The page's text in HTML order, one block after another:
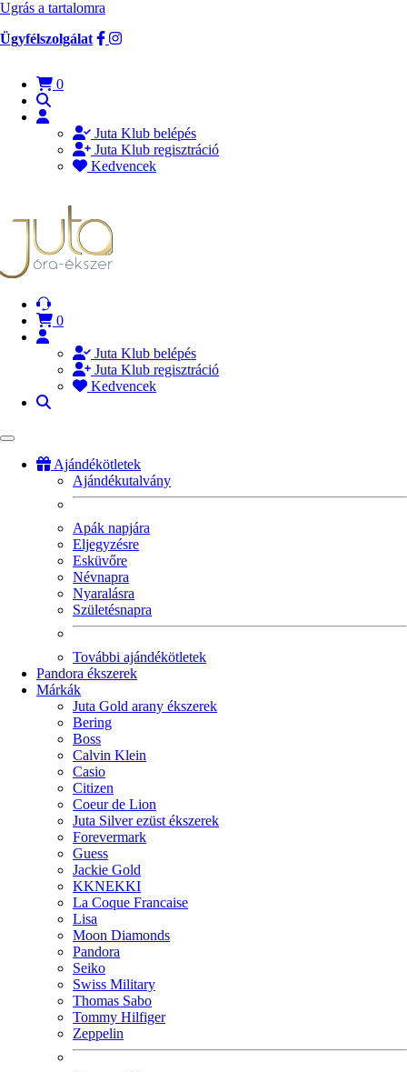
Ugrás a tartalomra
Ügyfélszolgálat
0
Juta Klub belépés
Juta Klub regisztráció
Kedvencek
0
Juta Klub belépés
Juta Klub regisztráció
Kedvencek
Ajándékötletek
Ajándékutalvány
Apák napjára
Eljegyzésre
Esküvőre
Névnapra
Nyaralásra
Születésnapra
További ajándékötletek
Pandora ékszerek
Márkák
Juta Gold arany ékszerek
Bering
Boss
Calvin Klein
Casio
Citizen
Coeur de Lion
Juta Silver ezüst ékszerek
Forevermark
Guess
Jackie Gold
KKNEKKI
La Coque Francaise
Lisa
Moon Diamonds
Pandora
Seiko
Swiss Military
Thomas Sabo
Tommy Hilfiger
Zeppelin